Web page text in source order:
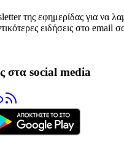
της εφημερίδας για να
ειδήσεις στο email
στα social media